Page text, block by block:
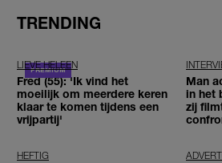
TRENDING
LIEVE HELEEN
Fred (55): 'Ik vind het
moeilijk om meerdere keren
klaar te komen tijdens een
vrijpartij'
Man
in het
zij
HEFTIG